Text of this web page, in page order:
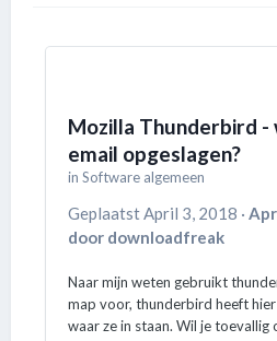
Mozilla Thunderbird
email opgeslagen?
in Software algemeen
GeplaatstApril 3, 2018 ·
door downloadfreak
Naar mijn weten gebruikt
map voor, thunderbird heeft
waar ze in staan. Wil je toevallig